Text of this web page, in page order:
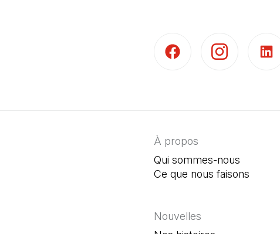
À propos
Qui sommes-nous
Ce que nous faisons
Nouvelles